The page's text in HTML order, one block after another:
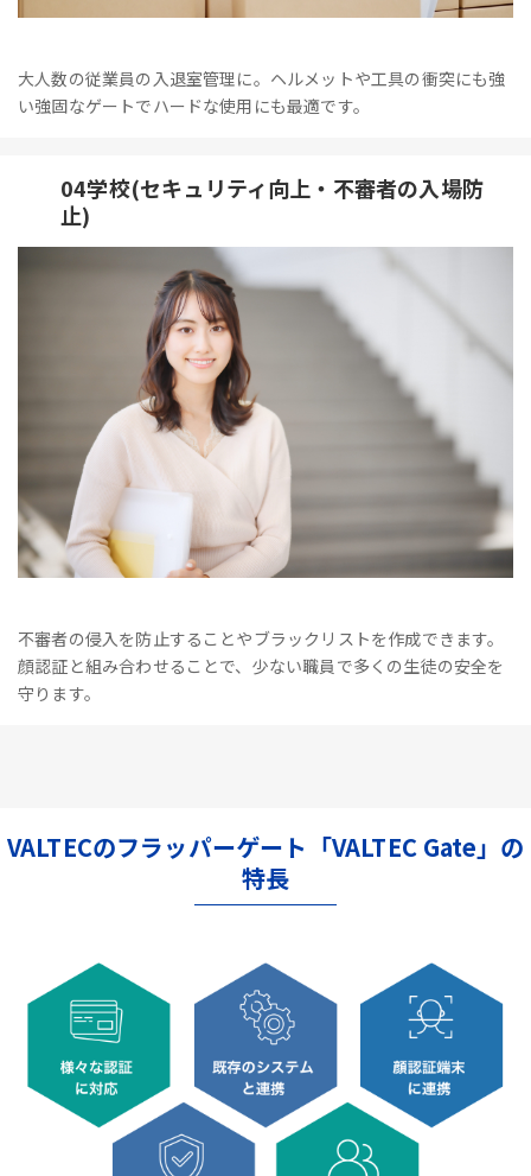
大人数の従業員の入退室管理に。ヘルメットや工具の衝突にも強
い強固なゲートでハードな使用にも最適です。
04学校(セキュリティ向上・不審者の入場防
止)
不審者の侵入を防止することやブラックリストを作成できます。
顔認証と組み合わせることで、少ない職員で多くの生徒の安全を
守ります。
VALTECのフラッパーゲート「VALTEC Gate」の
特長